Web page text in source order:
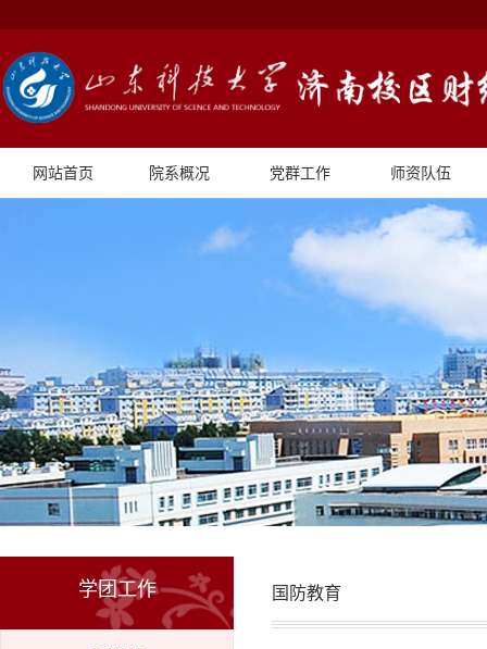
网站首页 院系概况 党群工作 师资队伍
学团工作 国防教育